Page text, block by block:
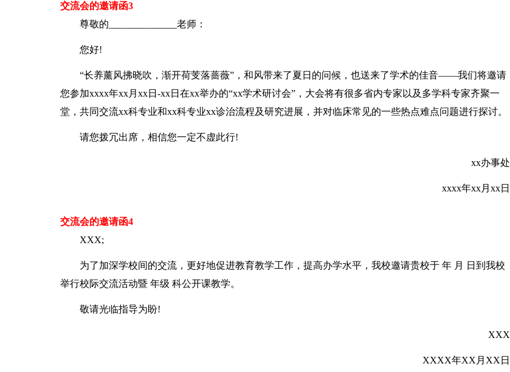
交流会的邀请函3
尊敬的______________老师：
您好!
“长养薰风拂晓吹，渐开荷芰落蔷薇”，和风带来了夏日的问候，也送来了学术的佳音——我们将邀请
您参加xxxx年xx月xx日-xx日在xx举办的“xx学术研讨会”，大会将有很多省内专家以及多学科专家齐聚一
堂，共同交流xx科专业和xx科专业xx诊治流程及研究进展，并对临床常见的一些热点难点问题进行探讨。
请您拨冗出席，相信您一定不虚此行!
xx办事处
xxxx年xx月xx日
交流会的邀请函4
XXX;
为了加深学校间的交流，更好地促进教育教学工作，提高办学水平，我校邀请贵校于 年 月 日到我校
举行校际交流活动暨 年级 科公开课教学。
敬请光临指导为盼!
XXX
XXXX年XX月XX日